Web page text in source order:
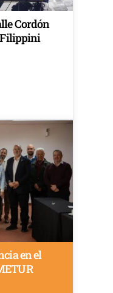
Cordón
Filippini
en el